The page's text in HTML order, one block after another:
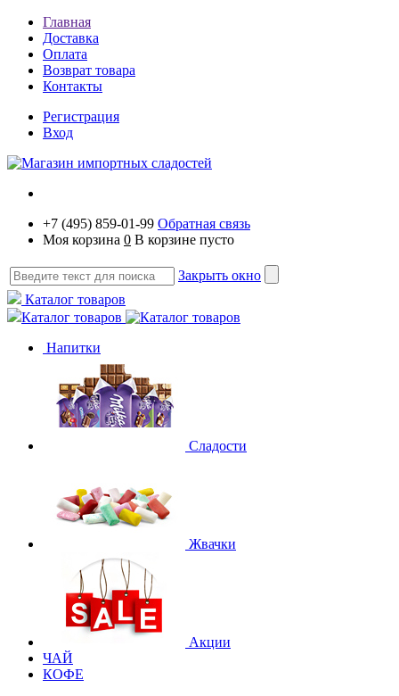
Главная
Доставка
Оплата
Возврат товара
Контакты
Регистрация
Вход
+7 (495) 859-01-99 Обратная связь
Моя корзина 0 В корзине пусто
Закрыть окно
Каталог товаров
Каталог товаров
Напитки
Сладости
Жвачки
Акции
ЧАЙ
КОФЕ